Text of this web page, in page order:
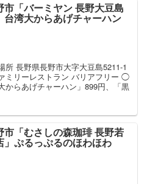
市「バーミヤン 長野大豆島
台湾大からあげチャーハン
所 長野県長野市大字大豆島5211-1
ミリーレストラン バリアフリー ◯
からあげチャーハン」899円、「黒
市「むさしの森珈琲 長野若
」ぷるっぷるのほわほわ